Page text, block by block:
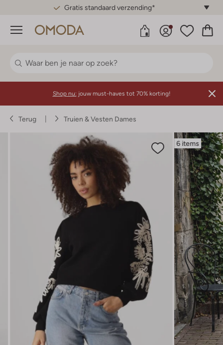
Gratis standaard verzending*
Menu
Shop nu: jouw must-haves tot 70% korting!
Terug Truien & Vesten Dames
6 items